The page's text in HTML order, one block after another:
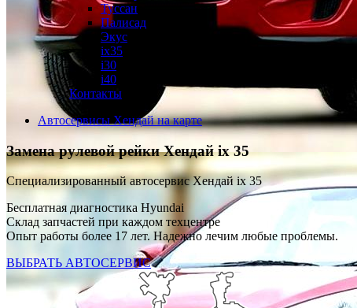
Туссан
Палисад
Экус
ix35
i30
i40
Контакты
Автосервисы Хендай на карте
Замена рулевой рейкиХендай ix 35
Специализированный автосервис Хендай ix 35
Бесплатная диагностика Hyundai
Склад запчастей при каждом техцентре
Опыт работы более 17 лет. Надежно лечим любые проблемы.
ВЫБРАТЬ АВТОСЕРВИС